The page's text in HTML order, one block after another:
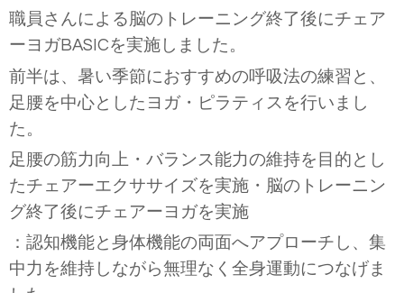
職員さんによる脳のトレーニング終了後にチェア
ーヨガ BASICを実施しました。
前半は、暑い季節におすすめの呼吸法の練習と、
足腰を中心としたヨガ・ピラティスを行いまし
た。
足腰の筋力向上・バランス能力の維持を目的とし
たチェアーエクササイズを実施・脳のトレーニン
グ終了後にチェアーヨガを実施
：認知機能と身体機能の両面へアプローチし、集
中力を維持しながら無理なく全身運動につなげま